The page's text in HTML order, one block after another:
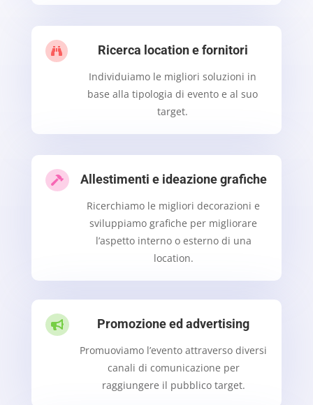
 Ricerca location e fornitori
Individuiamo le migliori soluzioni in
base alla tipologia di evento e al suo
target.
 Allestimenti e ideazione grafiche
Ricerchiamo le migliori decorazioni e
sviluppiamo grafiche per migliorare
l’aspetto interno o esterno di una
location.
 Promozione ed advertising
Promuoviamo l’evento attraverso diversi
canali di comunicazione per
raggiungere il pubblico target.